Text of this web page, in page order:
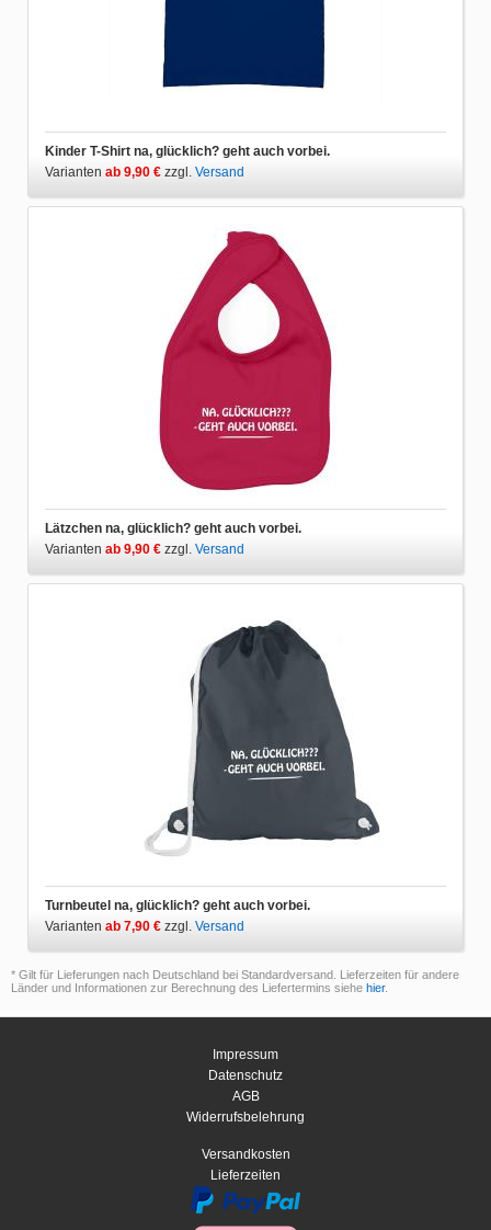
Kinder T-Shirt na, glücklich? geht auch vorbei.
Varianten ab 9,90 € zzgl. Versand
Lätzchen na, glücklich? geht auch vorbei.
Varianten ab 9,90 € zzgl. Versand
Turnbeutel na, glücklich? geht auch vorbei.
Varianten ab 7,90 € zzgl. Versand
* Gilt für Lieferungen nach Deutschland bei Standardversand. Lieferzeiten für andere
Länder und Informationen zur Berechnung des Liefertermins siehe hier.
Impressum
Datenschutz
AGB
Widerrufsbelehrung
Versandkosten
Lieferzeiten